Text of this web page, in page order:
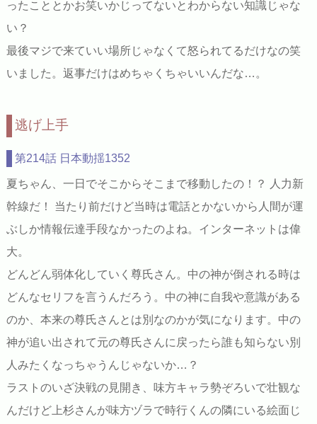
ったこととかお笑いかじってないとわからない知識じゃな
い？
最後マジで来ていい場所じゃなくて怒られてるだけなの笑
いました。返事だけはめちゃくちゃいいんだな…。
逃げ上手
第214話 日本動揺1352
夏ちゃん、一日でそこからそこまで移動したの！？ 人力新
幹線だ！ 当たり前だけど当時は電話とかないから人間が運
ぶしか情報伝達手段なかったのよね。インターネットは偉
大。
どんどん弱体化していく尊氏さん。中の神が倒される時は
どんなセリフを言うんだろう。中の神に自我や意識がある
のか、本来の尊氏さんとは別なのかが気になります。中の
神が追い出されて元の尊氏さんに戻ったら誰も知らない別
人みたくなっちゃうんじゃないか…？
ラストのいざ決戦の見開き、味方キャラ勢ぞろいで壮観な
んだけど上杉さんが味方ヅラで時行くんの隣にいる絵面じ